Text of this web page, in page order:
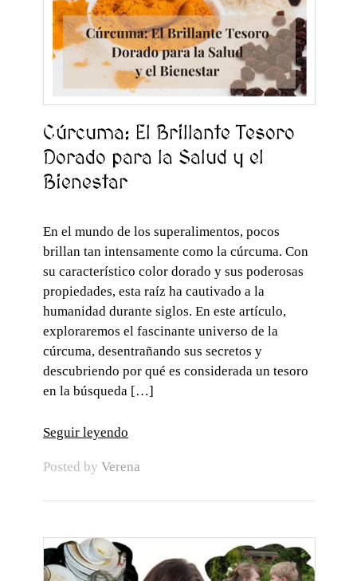
Cúrcuma: El Brillante Tesoro
Dorado para la Salud y el
Bienestar
En el mundo de los superalimentos, pocos
brillan tan intensamente como la cúrcuma. Con
su característico color dorado y sus poderosas
propiedades, esta raíz ha cautivado a la
humanidad durante siglos. En este artículo,
exploraremos el fascinante universo de la
cúrcuma, desentrañando sus secretos y
descubriendo por qué es considerada un tesoro
en la búsqueda […]
Seguir leyendo
Posted by Verena